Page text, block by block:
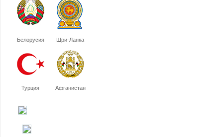
Белорусия Шри-Ланка
Турция Афганистан